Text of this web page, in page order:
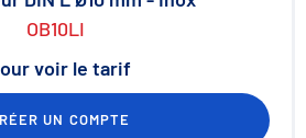
OB10LI
voir le tarif
UN COMPTE